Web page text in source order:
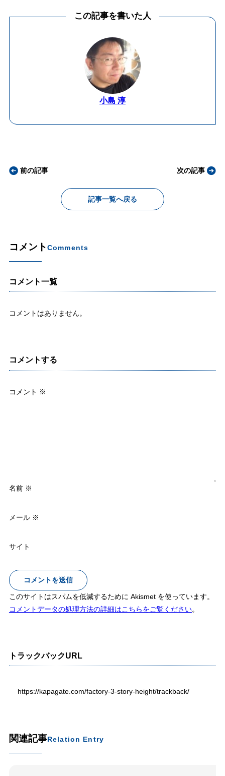
この記事を書いた人
小島 淳
前の記事
記事一覧へ戻る
次の記事
コメントComments
コメント一覧
コメントはありません。
コメントする
コメント ※
名前 ※
メール ※
サイト
このサイトはスパムを低減するために Akismet を使っています。
コメントデータの処理方法の詳細はこちらをご覧ください。
トラックバックURL
https://kapagate.com/factory-3-story-height/trackback/
関連記事Relation Entry